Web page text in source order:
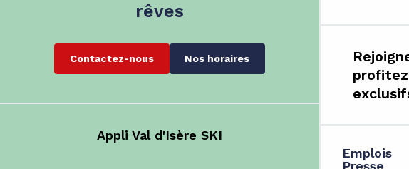
rêves
Contactez-nous Nos horaires
Appli Val d'Isère SKI
Emplois
Presse